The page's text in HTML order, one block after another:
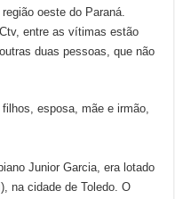
oeste do Paraná.
entre as vítimas estão
duas pessoas, que não
Junior Garcia, era lotado
na cidade de Toledo. O